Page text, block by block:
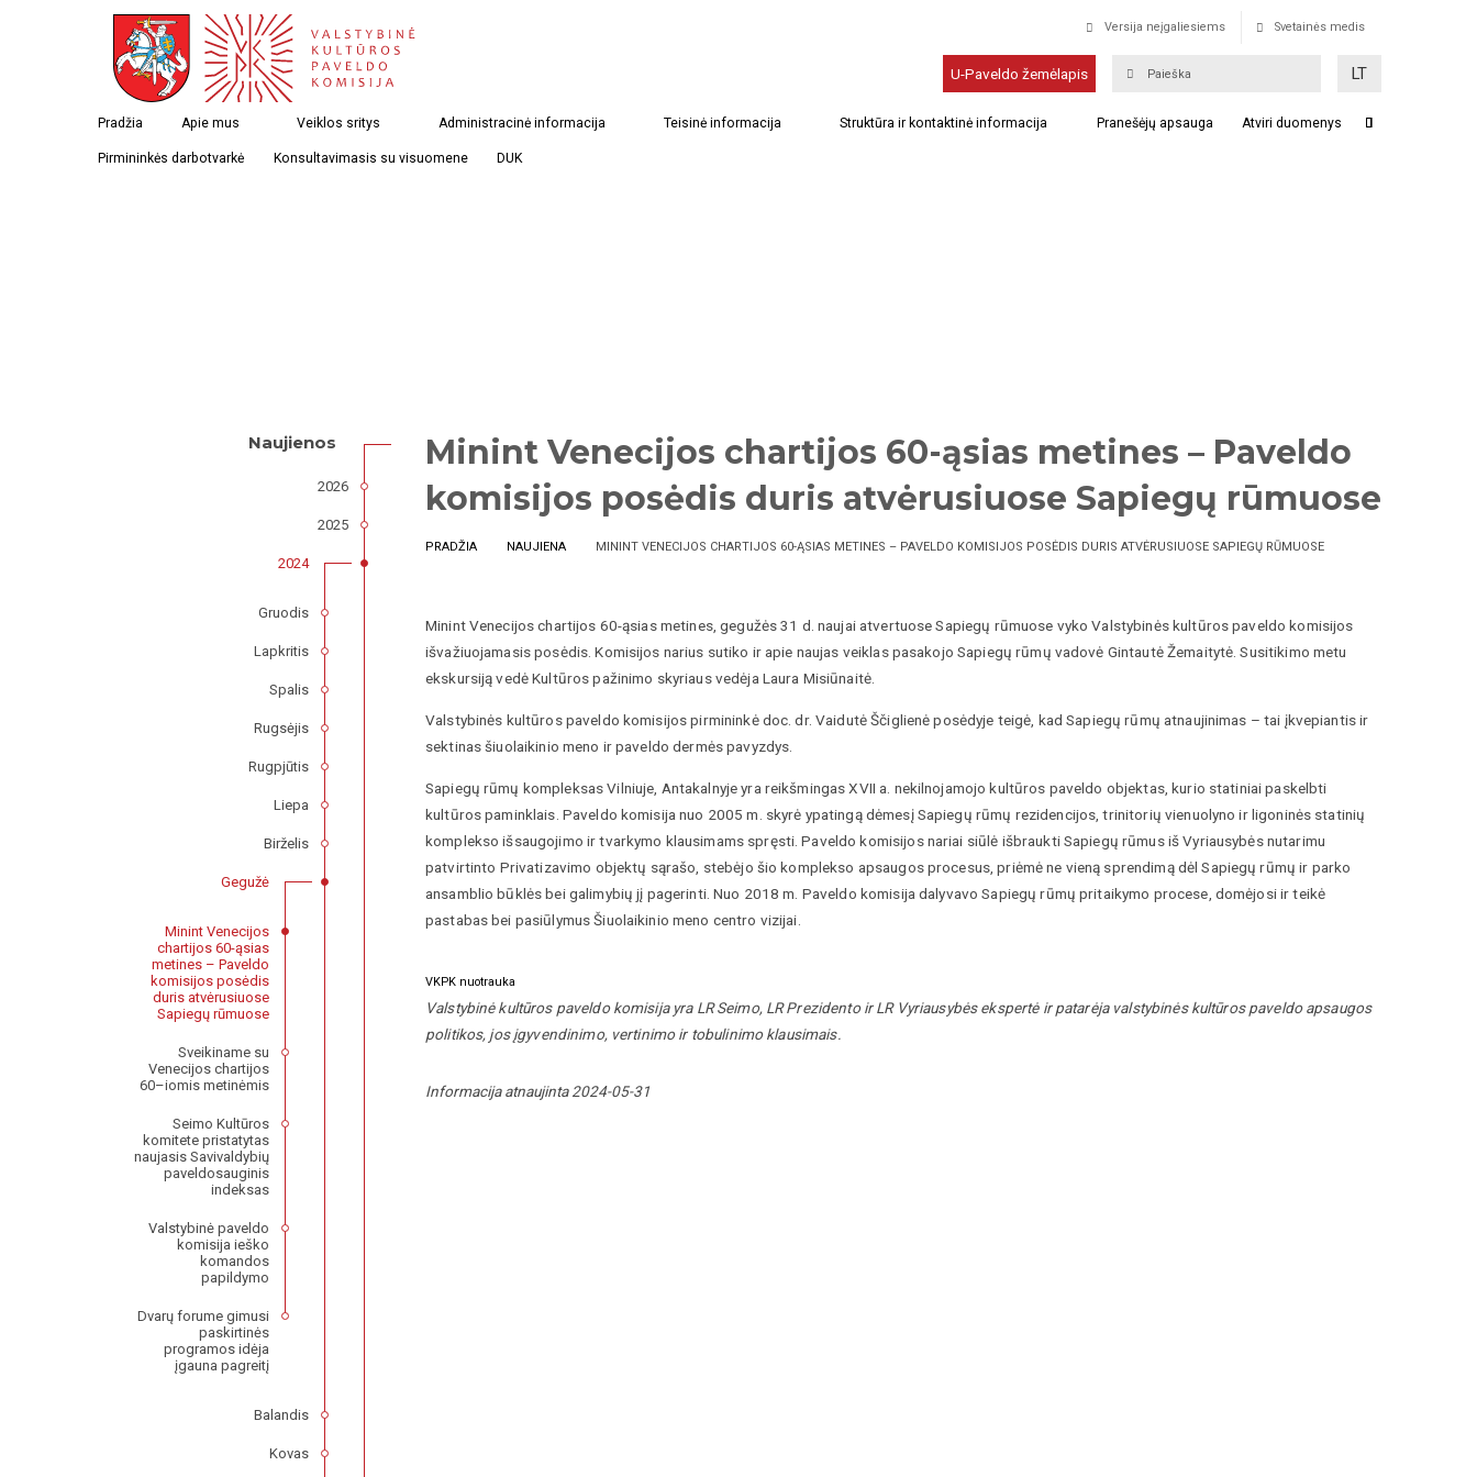
Versija neįgaliesiems Svetainės medis
U-Paveldo žemėlapis LT
Pradžia Apie mus Veiklos sritys Administracinė informacija Teisinė informacija Struktūra ir kontaktinė informacija Pranešėjų apsauga Atviri duomenys
Pirmininkės darbotvarkė Konsultavimasis su visuomene DUK
Minint Venecijos chartijos 60-ąsias metines – Paveldo
komisijos posėdis duris atvėrusiuose Sapiegų rūmuose
PRADŽIA NAUJIENA MININT VENECIJOS CHARTIJOS 60-ĄSIAS METINES – PAVELDO KOMISIJOS POSĖDIS DURIS ATVĖRUSIUOSE SAPIEGŲ RŪMUOSE
Minint Venecijos chartijos 60-ąsias metines, gegužės 31 d. naujai atvertuose Sapiegų rūmuose vyko Valstybinės kultūros paveldo komisijos
išvažiuojamasis posėdis. Komisijos narius sutiko ir apie naujas veiklas pasakojo Sapiegų rūmų vadovė Gintautė Žemaitytė. Susitikimo metu
ekskursiją vedė Kultūros pažinimo skyriaus vedėja Laura Misiūnaitė.
Valstybinės kultūros paveldo komisijos pirmininkė doc. dr. Vaidutė Ščiglienė posėdyje teigė, kad Sapiegų rūmų atnaujinimas – tai įkvepiantis ir
sektinas šiuolaikinio meno ir paveldo dermės pavyzdys.
Sapiegų rūmų kompleksas Vilniuje, Antakalnyje yra reikšmingas XVII a. nekilnojamojo kultūros paveldo objektas, kurio statiniai paskelbti
kultūros paminklais. Paveldo komisija nuo 2005 m. skyrė ypatingą dėmesį Sapiegų rūmų rezidencijos, trinitorių vienuolyno ir ligoninės statinių
komplekso išsaugojimo ir tvarkymo klausimams spręsti. Paveldo komisijos nariai siūlė išbraukti Sapiegų rūmus iš Vyriausybės nutarimu
patvirtinto Privatizavimo objektų sąrašo, stebėjo šio komplekso apsaugos procesus, priėmė ne vieną sprendimą dėl Sapiegų rūmų ir parko
ansamblio būklės bei galimybių jį pagerinti. Nuo 2018 m. Paveldo komisija dalyvavo Sapiegų rūmų pritaikymo procese, domėjosi ir teikė
pastabas bei pasiūlymus Šiuolaikinio meno centro vizijai.
VKPK nuotrauka
Valstybinė kultūros paveldo komisija yra LR Seimo, LR Prezidento ir LR Vyriausybės ekspertė ir patarėja valstybinės kultūros paveldo apsaugos
politikos, jos įgyvendinimo, vertinimo ir tobulinimo klausimais.
Informacija atnaujinta 2024-05-31
Naujienos
2026
2025
2024
Gruodis
Lapkritis
Spalis
Rugsėjis
Rugpjūtis
Liepa
Birželis
Gegužė
Minint Venecijos
chartijos 60-ąsias
metines – Paveldo
komisijos posėdis
duris atvėrusiuose
Sapiegų rūmuose
Sveikiname su
Venecijos chartijos
60–iomis metinėmis
Seimo Kultūros
komitete pristatytas
naujasis Savivaldybių
paveldosauginis
indeksas
Valstybinė paveldo
komisija ieško
komandos
papildymo
Dvarų forume gimusi
paskirtinės
programos idėja
įgauna pagreitį
Balandis
Kovas